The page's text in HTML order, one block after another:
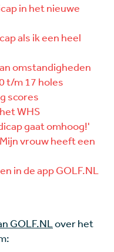
in het nieuwe
als ik een heel
omstandigheden
t/m 17 holes
scores
WHS
gaat omhoog!'
vrouw heeft een
in de app GOLF.NL
GOLF.NL over het